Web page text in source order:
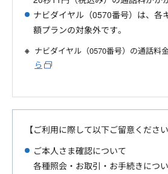
ナビダイヤル（0570番号）は、各
額プランの対象外です。
ナビダイヤル（0570番号）の通話料
ら
【ご利用に際して以下ご留意ください
ご本人さま確認について
各種照会・お取引・お手続きにつ